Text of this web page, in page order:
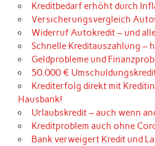
Kreditbedarf erhöht durch
Versicherungsvergleich
Widerruf Autokredit – und
Schnelle Kreditauszahlung –
Geldprobleme und
50.000 €
Krediterfolg direkt mit
Hausbank!
Urlaubskredit – auch wenn
Kreditproblem auch ohne
Bank verweigert Kredit und